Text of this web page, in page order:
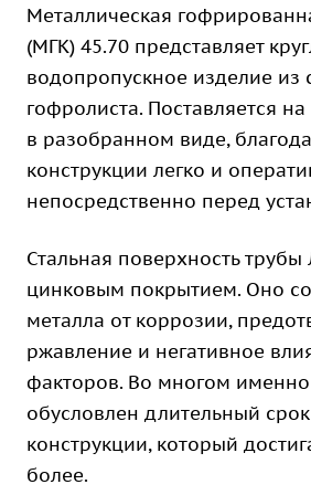
Металлическая
(МГК) 45.70 представляет
водопропускное изделие из
гофролиста. Поставляется
в разобранном виде,
конструкции легко и
непосредственно перед
Стальная поверхность
цинковым покрытием. Оно
металла от коррозии,
ржавление и негативное
факторов. Во многом
обусловлен длительный
конструкции, который
более.